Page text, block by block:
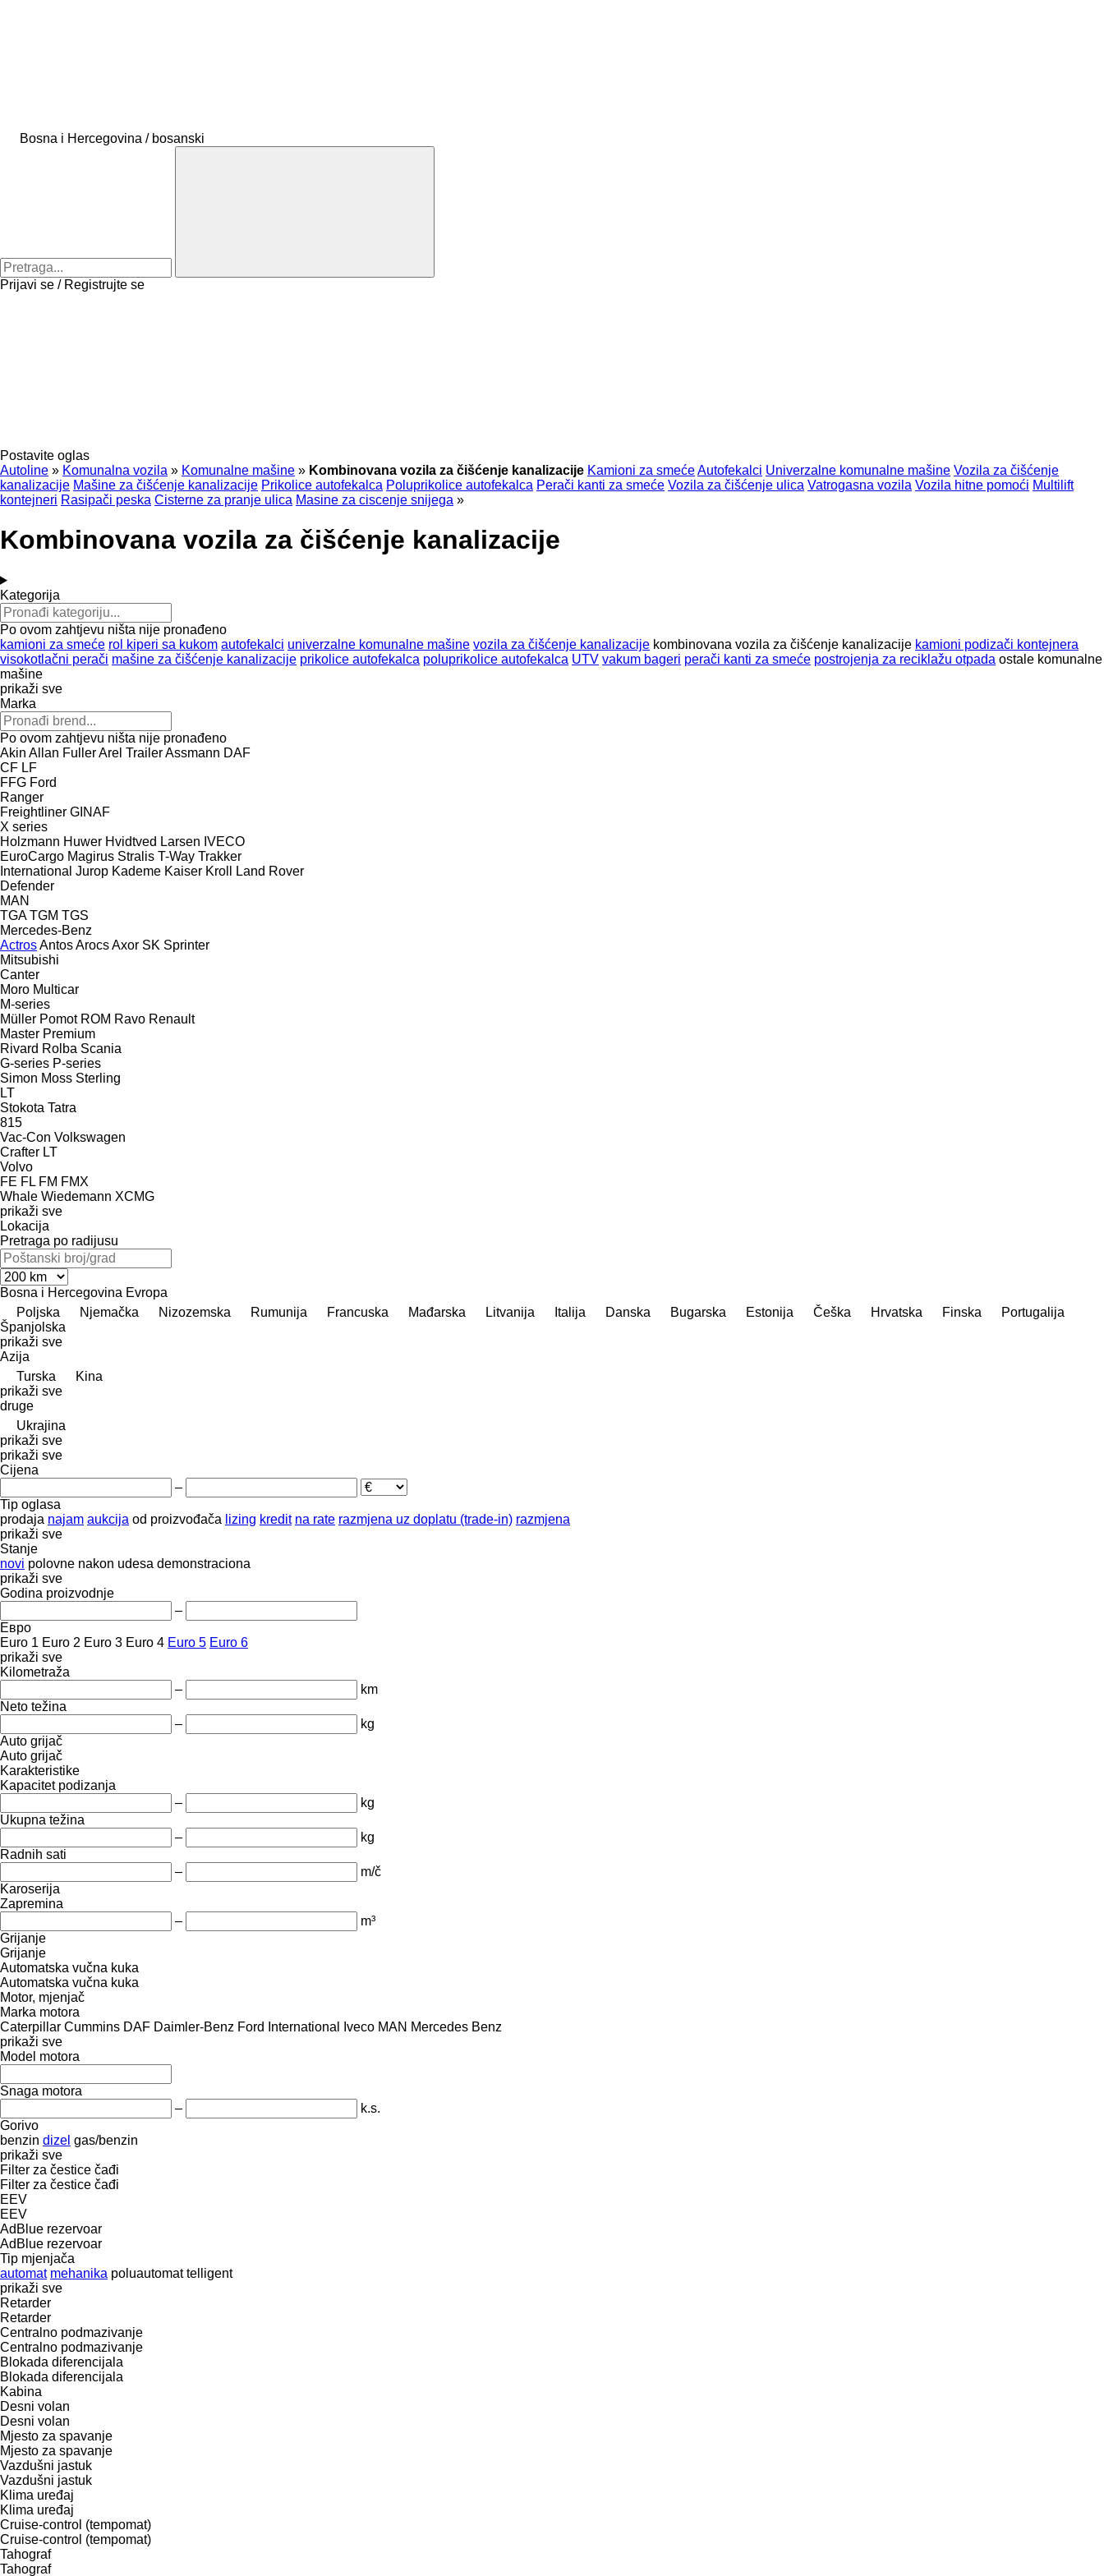
Bosna i Hercegovina / bosanski
Prijavi se / Registrujte se
Postavite oglas
Autoline » Komunalna vozila » Komunalne mašine » Kombinovana vozila za čišćenje kanalizacije Kamioni za smećeAutofekalci Univerzalne komunalne mašine Vozila za čišćenje
kanalizacije Mašine za čišćenje kanalizacije Prikolice autofekalca Poluprikolice autofekalca Perači kanti za smeće Vozila za čišćenje ulica Vatrogasna vozila Vozila hitne pomoći Multilift
kontejneri Rasipači peska Cisterne za pranje ulica Masine za ciscenje snijega »
Kombinovana vozila za čišćenje kanalizacije
Kategorija
Po ovom zahtjevu ništa nije pronađeno
kamioni za smeće rol kiperi sa kukom autofekalci univerzalne komunalne mašine vozila za čišćenje kanalizacije kombinovana vozila za čišćenje kanalizacije kamioni podizači kontejnera
visokotlačni perači mašine za čišćenje kanalizacije prikolice autofekalca poluprikolice autofekalca UTV vakum bageri perači kanti za smeće postrojenja za reciklažu otpada ostale komunalne
mašine
prikaži sve
Marka
Po ovom zahtjevu ništa nije pronađeno
Akin Allan FullerArel TrailerAssmann DAF
CF LF
FFG Ford
Ranger
Freightliner GINAF
X series
Holzmann Huwer Hvidtved Larsen IVECO
EuroCargo Magirus Stralis T-Way Trakker
International Jurop Kademe Kaiser Kroll
Land Rover
Defender
MAN
TGA TGM TGS
Mercedes-Benz
ActrosAntosArocsAxor SK Sprinter
Mitsubishi
Canter
Moro Multicar
M-series
Müller Pomot ROM Ravo Renault
Master Premium
Rivard Rolba Scania
G-series P-series
Simon Moss Sterling
LT
Stokota Tatra
815
Vac-Con Volkswagen
Crafter LT
Volvo
FE FL FM FMX
Whale Wiedemann XCMG
prikaži sve
Lokacija
Pretraga po radijusu
Bosna i Hercegovina Evropa
Poljska
Njemačka Nizozemska Rumunija Francuska Mađarska Litvanija Italija Danska Bugarska Estonija Češka Hrvatska Finska
Portugalija
Španjolska
prikaži sve
Azija
Turska
Kina
prikaži sve
druge
Ukrajina
prikaži sve
prikaži sve
Cijena
–
Tip oglasa
prodaja najam aukcija od proizvođača lizing kredit na rate razmjena uz doplatu (trade-in) razmjena
prikaži sve
Stanje
novi polovne nakon udesa demonstraciona
prikaži sve
Godina proizvodnje
–
Евро
Euro 1 Euro 2 Euro 3 Euro 4 Euro 5 Euro 6
prikaži sve
Kilometraža
–
km
Neto težina
–
kg
Auto grijač
Auto grijač
Karakteristike
Kapacitet podizanja
–
kg
Ukupna težina
–
kg
Radnih sati
–
m/č
Karoserija
Zapremina
–
m³
Grijanje
Grijanje
Automatska vučna kuka
Automatska vučna kuka
Motor, mjenjač
Marka motora
Caterpillar Cummins DAF Daimler-Benz Ford International Iveco MAN Mercedes Benz
prikaži sve
Model motora
Snaga motora
–
k.s.
Gorivo
benzin dizel gas/benzin
prikaži sve
Filter za čestice čađi
Filter za čestice čađi
EEV
EEV
AdBlue rezervoar
AdBlue rezervoar
Tip mјenjača
automat mehanika poluautomat telligent
prikaži sve
Retarder
Retarder
Centralno podmazivanje
Centralno podmazivanje
Blokada diferencijala
Blokada diferencijala
Kabina
Desni volan
Desni volan
Mjesto za spavanje
Mjesto za spavanje
Vazdušni jastuk
Vazdušni jastuk
Klima uređaj
Klima uređaj
Cruise-control (tempomat)
Cruise-control (tempomat)
Tahograf
Tahograf